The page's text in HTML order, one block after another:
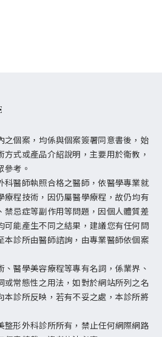
之個案，均係與個案簽署同意書後，始
方式或產品介紹說明，主要用於衛教，
參考。
科醫師執照合格之醫師，依醫學專業就
療程技術，因仍屬醫學療程，故仍均有
禁忌症等副作用等問題，因個人體質差
可能產生不同之結果，建議您有任何問
本診所由醫師諮詢，由專業醫師依個案
、醫學美容療程等專有名詞，係業界、
或常態性之用法，如對於網站所列之名
本診所反映，若有不妥之處，本診所將
整形外科診所所有，禁止任何網際網路